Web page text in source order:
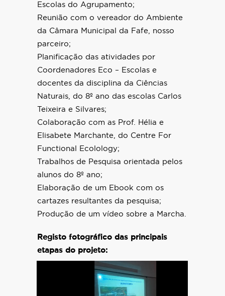
Escolas do Agrupamento;
Reunião com o vereador do Ambiente
da Câmara Municipal da Fafe, nosso
parceiro;
Planificação das atividades por
Coordenadores Eco – Escolas e
docentes da disciplina da Ciências
Naturais, do 8º ano das escolas Carlos
Teixeira e Silvares;
Colaboração com as Prof. Hélia e
Elisabete Marchante, do Centre For
Functional Ecolology;
Trabalhos de Pesquisa orientada pelos
alunos do 8º ano;
Elaboração de um Ebook com os
cartazes resultantes da pesquisa;
Produção de um vídeo sobre a Marcha.
Registo fotográfico das principais
etapas do projeto: